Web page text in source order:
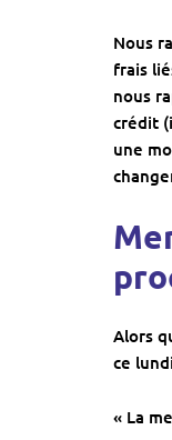
Nous
frais
nous
crédit
une
Alors
ce
« La